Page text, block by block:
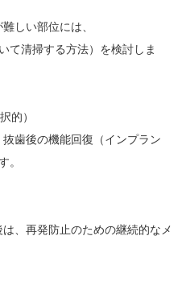
て清掃する方法）を検討しま
的）
。